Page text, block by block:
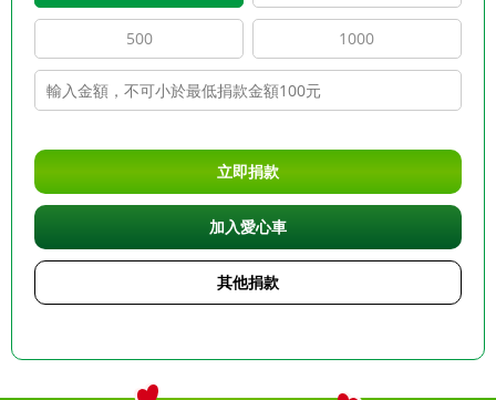
500 1000
立即捐款
加入愛心車
其他捐款